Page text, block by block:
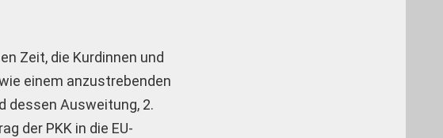
Zeit, die Kurdinnen und
einem anzustrebenden
dessen Ausweitung, 2.
der PKK in die EU-